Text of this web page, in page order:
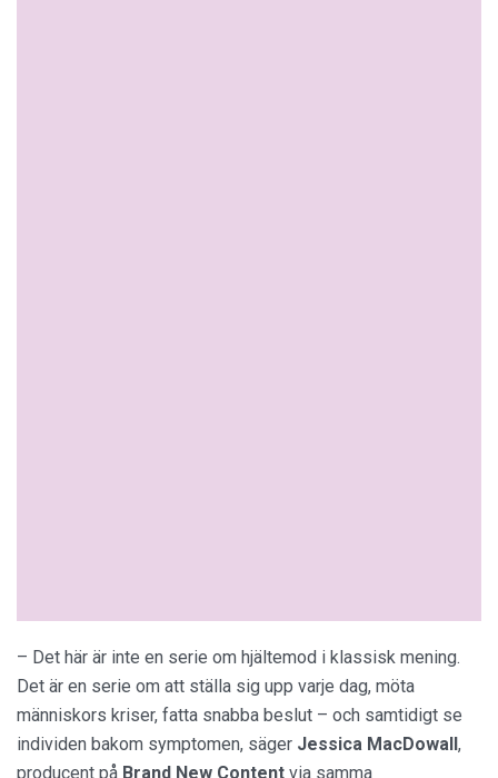
– Det här är inte en serie om hjältemod i klassisk mening.
Det är en serie om att ställa sig upp varje dag, möta
människors kriser, fatta snabba beslut – och samtidigt se
individen bakom symptomen, säger Jessica MacDowall,
producent på Brand New Content via samma